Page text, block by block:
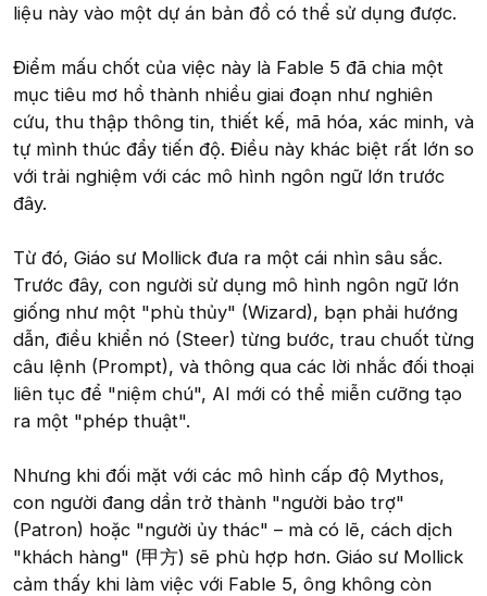
liệu này vào một dự án bản đồ có thể sử dụng được.
Điểm mấu chốt của việc này là Fable 5 đã chia một
mục tiêu mơ hồ thành nhiều giai đoạn như nghiên
cứu, thu thập thông tin, thiết kế, mã hóa, xác minh, và
tự mình thúc đẩy tiến độ. Điều này khác biệt rất lớn so
với trải nghiệm với các mô hình ngôn ngữ lớn trước
đây.
Từ đó, Giáo sư Mollick đưa ra một cái nhìn sâu sắc.
Trước đây, con người sử dụng mô hình ngôn ngữ lớn
giống như một "phù thủy" (Wizard), bạn phải hướng
dẫn, điều khiển nó (Steer) từng bước, trau chuốt từng
câu lệnh (Prompt), và thông qua các lời nhắc đối thoại
liên tục để "niệm chú", AI mới có thể miễn cưỡng tạo
ra một "phép thuật".
Nhưng khi đối mặt với các mô hình cấp độ Mythos,
con người đang dần trở thành "người bảo trợ"
(Patron) hoặc "người ủy thác" – mà có lẽ, cách dịch
"khách hàng" (甲方) sẽ phù hợp hơn. Giáo sư Mollick
cảm thấy khi làm việc với Fable 5, ông không còn